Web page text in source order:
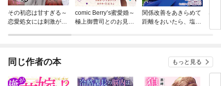
その初恋は甘すぎる～
恋愛処女には刺激が強
comic Berry’s蜜愛婚～
極上御曹司とのお見合
関係改善をあきらめて
距離をおいたら、塩対
同じ作者の本 もっと見る